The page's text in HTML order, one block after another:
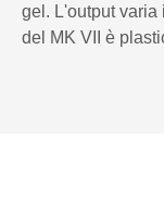
gel. L'output varia
del MK VII è